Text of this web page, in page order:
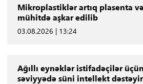
Mikroplastiklər artıq plasenta
mühitdə aşkar edilib
03.08.2026 | 13:24
Ağıllı eynəklər istifadəçilər
səviyyədə süni intellekt